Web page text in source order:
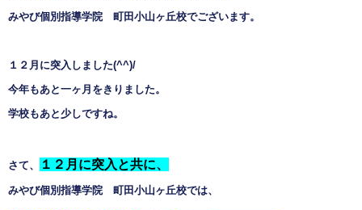
みやび個別指導学院 町田小山ヶ丘校でございます。
１２月に突入しました(^^)/
今年もあと一ヶ月をきりました。
学校もあと少しですね。
さて、 １２月に突入と共に、
みやび個別指導学院 町田小山ヶ丘校では、